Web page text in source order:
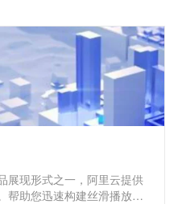
展现形式之一，阿里云提供
帮助您迅速构建丝滑播放体